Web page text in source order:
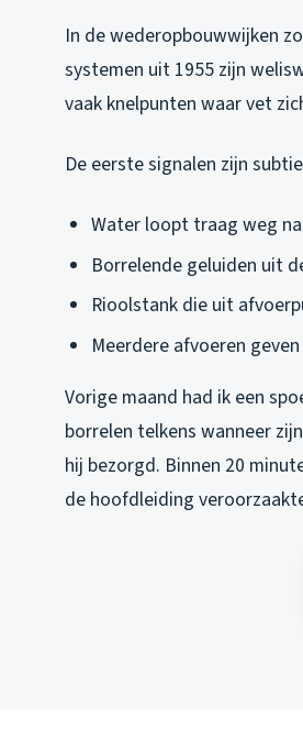
In de wederopbouwwijken
systemen uit 1955 zijn
vaak knelpunten waar vet
De eerste signalen zijn
Water loopt traag weg
Borrelende geluiden uit
Rioolstank die uit
Meerdere afvoeren
Vorige maand had ik een
borrelen telkens wanneer
hij bezorgd. Binnen 20
de hoofdleiding